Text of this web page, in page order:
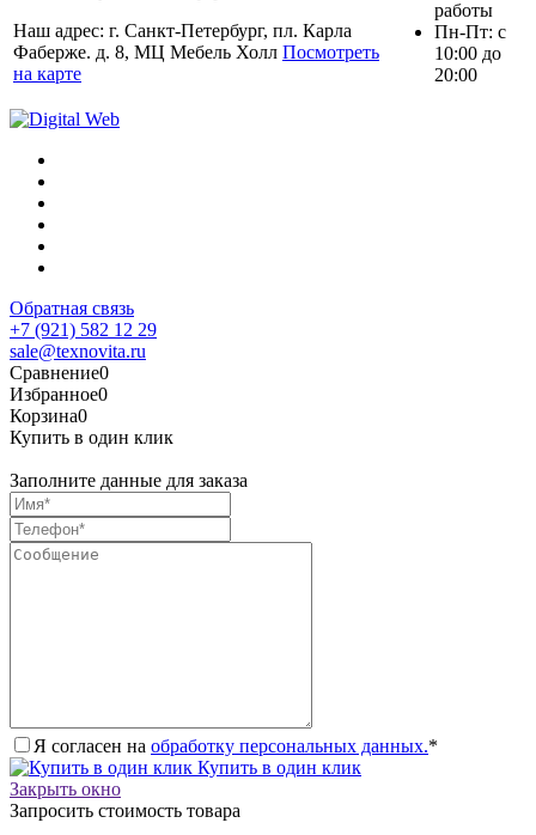
Наш адрес: г. Санкт-Петербург, пл. Карла
Фаберже. д. 8, МЦ Мебель Холл Посмотреть
на карте
работы
Пн-Пт: с
10:00 до
20:00
Обратная связь
+7 (921) 582 12 29
sale@texnovita.ru
Сравнение0
Избранное0
Корзина0
Купить в один клик
Заполните данные для заказа
Я согласен на обработку персональных данных.*
Купить в один клик
Закрыть окно
Запросить стоимость товара